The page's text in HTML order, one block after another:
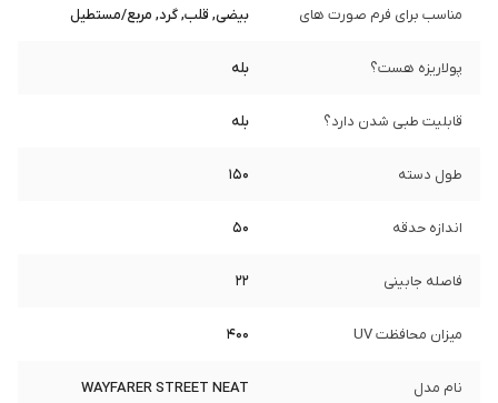
مناسب برای فرم صورت های بیضی, قلب, گرد, مربع/مستطیل
پولاریزه هست؟ بله
قابلیت طبی شدن دارد؟ بله
طول دسته 150
اندازه حدقه 50
فاصله جابینی 22
میزان محافظت UV 400
نام مدل WAYFARER STREET NEAT